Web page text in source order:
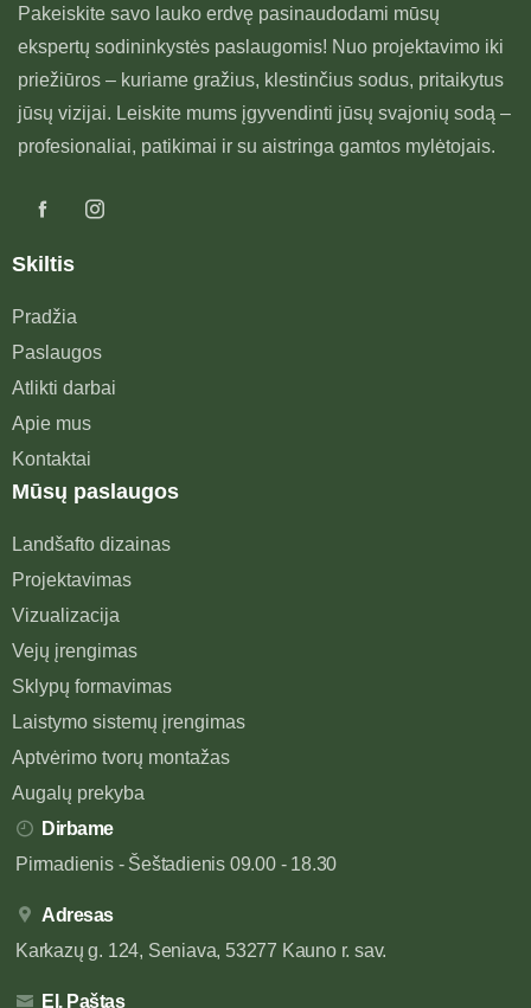
Pakeiskite savo lauko erdvę pasinaudodami mūsų
ekspertų sodininkystės paslaugomis! Nuo projektavimo iki
priežiūros – kuriame gražius, klestinčius sodus, pritaikytus
jūsų vizijai. Leiskite mums įgyvendinti jūsų svajonių sodą –
profesionaliai, patikimai ir su aistringa gamtos mylėtojais.
Skiltis
Pradžia
Paslaugos
Atlikti darbai
Apie mus
Kontaktai
Mūsų paslaugos
Landšafto dizainas
Projektavimas
Vizualizacija
Vejų įrengimas
Sklypų formavimas
Laistymo sistemų įrengimas
Aptvėrimo tvorų montažas
Augalų prekyba
Dirbame
Pirmadienis - Šeštadienis 09.00 - 18.30
Adresas
Karkazų g. 124, Seniava, 53277 Kauno r. sav.
El. Paštas